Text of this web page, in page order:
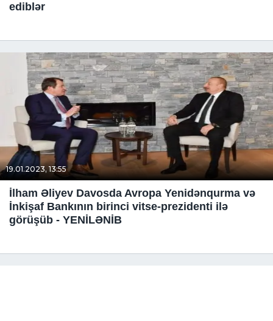
ediblər
19.01.2023, 13:55
İlham Əliyev Davosda Avropa Yenidənqurma və
İnkişaf Bankının birinci vitse-prezidenti ilə
görüşüb - YENİLƏNİB